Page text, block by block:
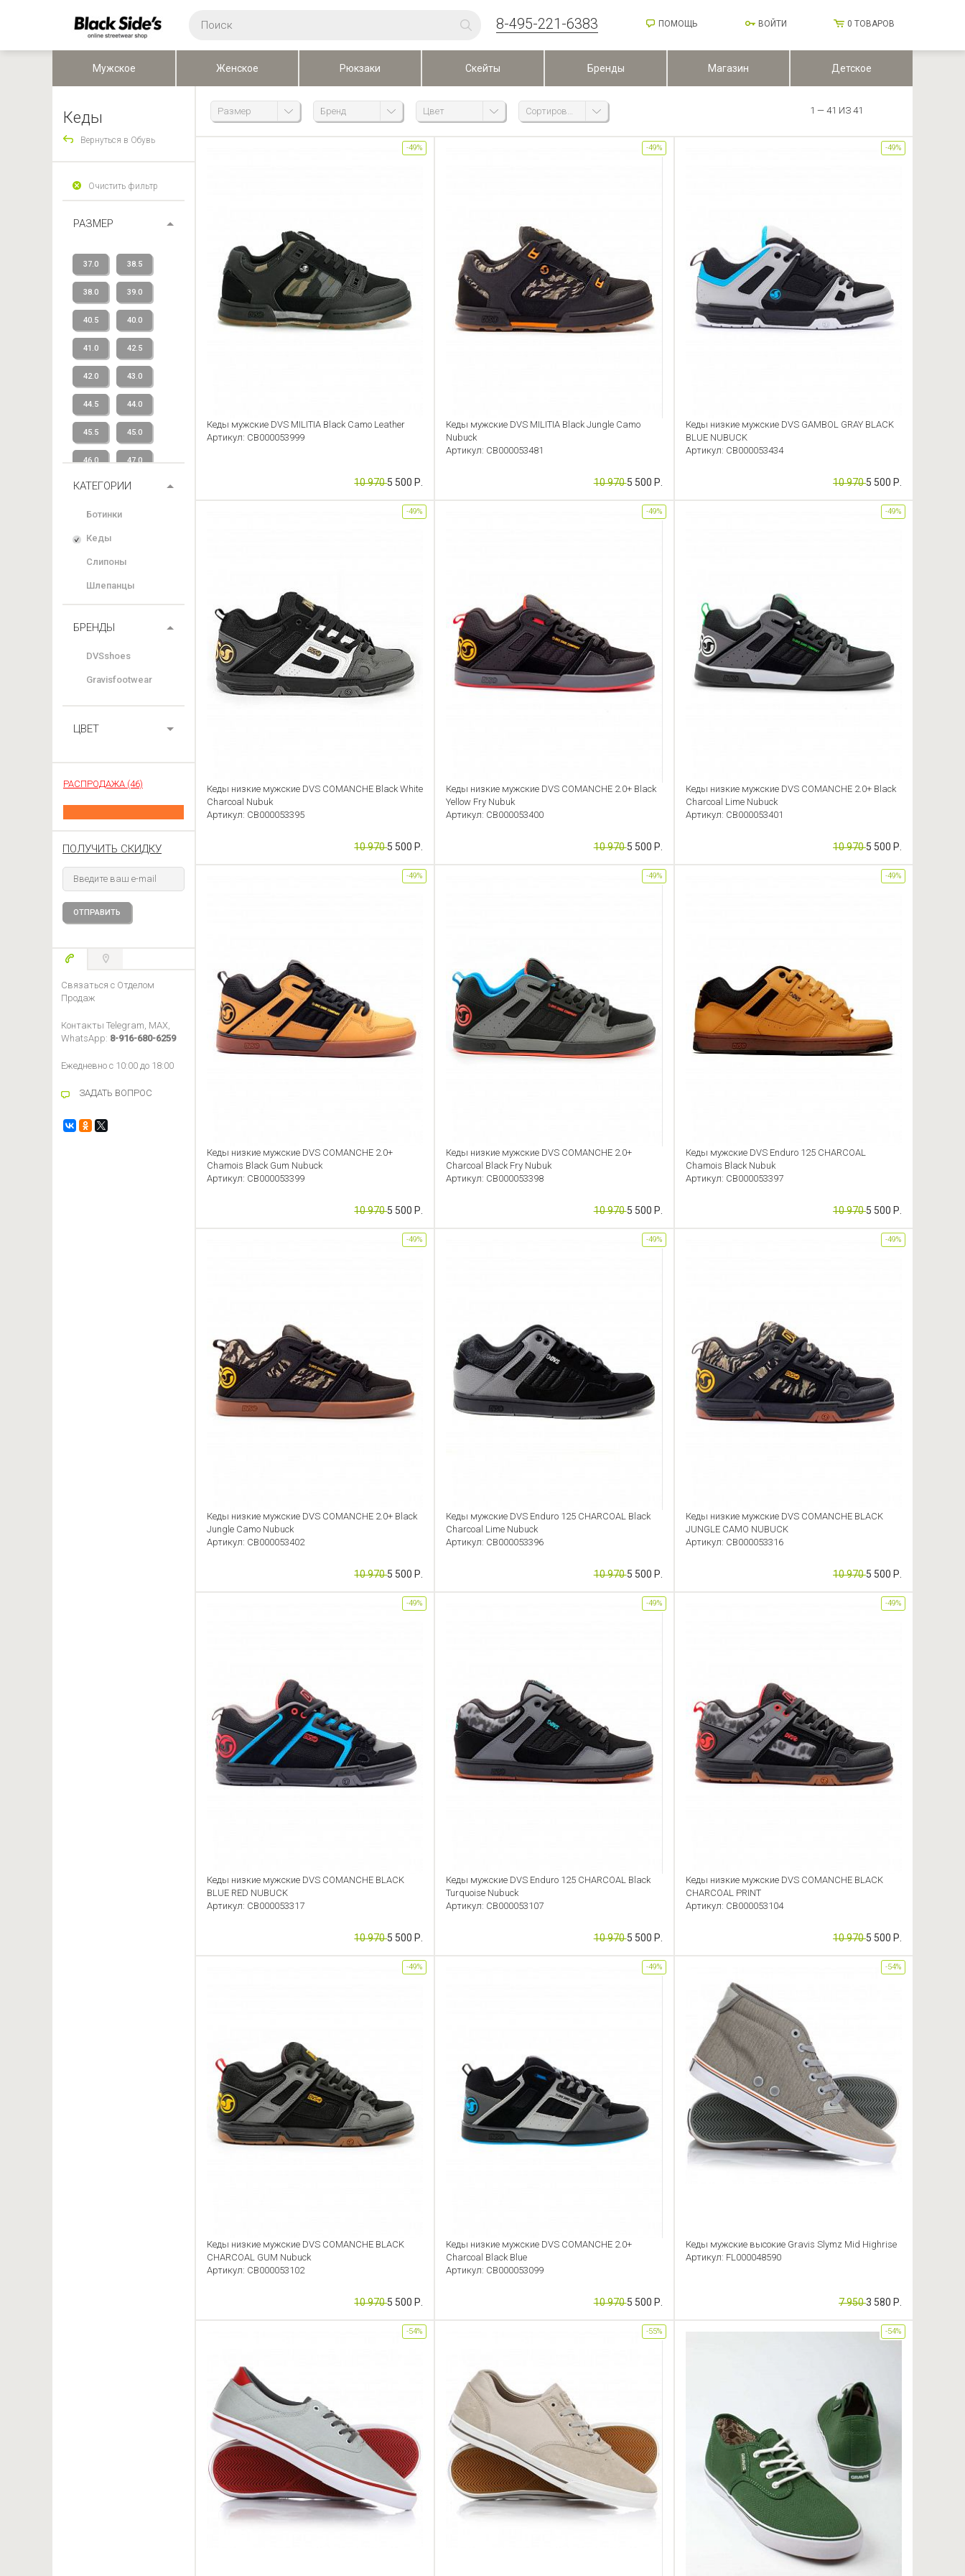
Кеды
Вернуться в Обувь
Очистить фильтр
РАЗМЕР
37.0 38.5
38.0 39.0
40.5 40.0
41.0 42.5
42.0 43.0
44.5 44.0
45.5 45.0
46.0 47.0
48.5 49.5
КАТЕГОРИИ
Ботинки
Кеды
Слипоны
Шлепанцы
БРЕНДЫ
DVSshoes
Gravisfootwear
ЦВЕТ
РАСПРОДАЖА (46)
ПОЛУЧИТЬ СКИДКУ
Связаться с Отделом
Продаж
Контакты Telegram, MAX,
WhatsApp: 8-916-680-6259
Ежедневно с 10:00 до 18:00
ЗАДАТЬ ВОПРОС
1 — 41 ИЗ 41
Размер Бренд Цвет Сортировка
Кеды мужские DVS MILITIA Black Camo Leather
Артикул: CB000053999
10 9705 500 Р.
-49%
Кеды мужские DVS MILITIA Black Jungle Camo
Nubuck
Артикул: CB000053481
10 9705 500 Р.
-49%
Кеды низкие мужские DVS GAMBOL GRAY BLACK
BLUE NUBUCK
Артикул: CB000053434
10 9705 500 Р.
-49%
Кеды низкие мужские DVS COMANCHE Black White
Charcoal Nubuk
Артикул: CB000053395
10 9705 500 Р.
-49%
Кеды низкие мужские DVS COMANCHE 2.0+ Black
Yellow Fry Nubuk
Артикул: CB000053400
10 9705 500 Р.
-49%
Кеды низкие мужские DVS COMANCHE 2.0+ Black
Charcoal Lime Nubuck
Артикул: CB000053401
10 9705 500 Р.
-49%
Кеды низкие мужские DVS COMANCHE 2.0+
Chamois Black Gum Nubuck
Артикул: CB000053399
10 9705 500 Р.
-49%
Кеды низкие мужские DVS COMANCHE 2.0+
Charcoal Black Fry Nubuk
Артикул: CB000053398
10 9705 500 Р.
-49%
Кеды мужские DVS Enduro 125 CHARCOAL
Chamois Black Nubuk
Артикул: CB000053397
10 9705 500 Р.
-49%
Кеды низкие мужские DVS COMANCHE 2.0+ Black
Jungle Camo Nubuck
Артикул: CB000053402
10 9705 500 Р.
-49%
Кеды мужские DVS Enduro 125 CHARCOAL Black
Charcoal Lime Nubuck
Артикул: CB000053396
10 9705 500 Р.
-49%
Кеды низкие мужские DVS COMANCHE BLACK
JUNGLE CAMO NUBUCK
Артикул: CB000053316
10 9705 500 Р.
-49%
Кеды низкие мужские DVS COMANCHE BLACK
BLUE RED NUBUCK
Артикул: CB000053317
10 9705 500 Р.
-49%
Кеды мужские DVS Enduro 125 CHARCOAL Black
Turquoise Nubuck
Артикул: CB000053107
10 9705 500 Р.
-49%
Кеды низкие мужские DVS COMANCHE BLACK
CHARCOAL PRINT
Артикул: CB000053104
10 9705 500 Р.
-49%
Кеды низкие мужские DVS COMANCHE BLACK
CHARCOAL GUM Nubuck
Артикул: CB000053102
10 9705 500 Р.
-49%
Кеды низкие мужские DVS COMANCHE 2.0+
Charcoal Black Blue
Артикул: CB000053099
10 9705 500 Р.
-49%
Кеды мужские высокие Gravis Slymz Mid Highrise
Артикул: FL000048590
7 9503 580 Р.
-54%
-54% -55% -54%
8-495-221-6383 ПОМОЩЬ ВОЙТИ 0 ТОВАРОВ
Мужское Женское Рюкзаки Скейты Бренды Магазин Детское